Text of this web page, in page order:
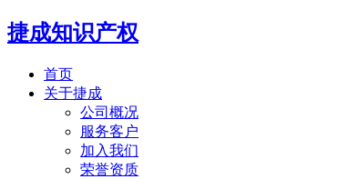
捷成知识产权
首页
关于捷成
公司概况
服务客户
加入我们
荣誉资质